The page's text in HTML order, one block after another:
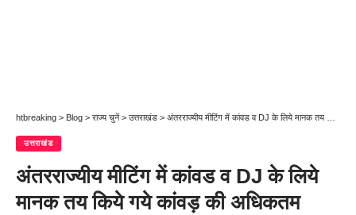
htbreaking > Blog > राज्य चुनें > उत्तराखंड > अंतरराज्यीय मीटिंग में कांवड व DJ के लिये मानक तय किये गये कांवड़ की अधिकतम ऊँचाई 10 फ़ीट और चौड़ाई 12 फ़ीट
उत्तराखंड
अंतरराज्यीय मीटिंग में कांवड व DJ के लिये
मानक तय किये गये कांवड़ की अधिकतम